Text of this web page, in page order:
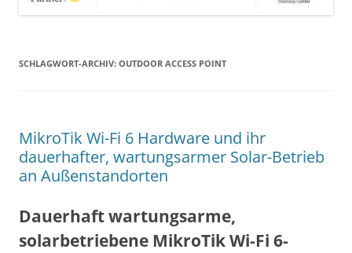
SCHLAGWORT-ARCHIV: OUTDOOR ACCESS POINT
MikroTik Wi-Fi 6 Hardware und ihr
dauerhafter, wartungsarmer Solar-Betrieb
an Außenstandorten
Dauerhaft wartungsarme,
solarbetriebene MikroTik Wi-Fi 6-